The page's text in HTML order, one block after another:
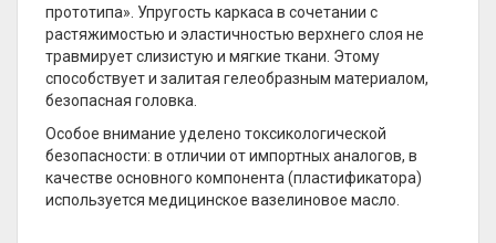
прототипа». Упругость каркаса в сочетании с
растяжимостью и эластичностью верхнего слоя не
травмирует слизистую и мягкие ткани. Этому
способствует и залитая гелеобразным материалом,
безопасная головка.
Особое внимание уделено токсикологической
безопасности: в отличии от импортных аналогов, в
качестве основного компонента (пластификатора)
используется медицинское вазелиновое масло.